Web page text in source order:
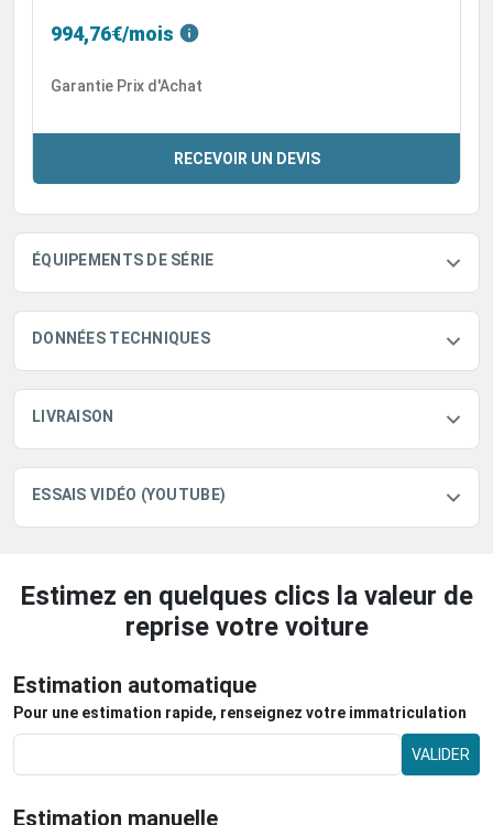
994,76€/mois
Garantie Prix d'Achat
RECEVOIR UN DEVIS
ÉQUIPEMENTS DE SÉRIE
DONNÉES TECHNIQUES
LIVRAISON
ESSAIS VIDÉO (YOUTUBE)
Estimez en quelques clics la valeur de
reprise votre voiture
Estimation automatique
Pour une estimation rapide, renseignez votre immatriculation
VALIDER
Estimation manuelle